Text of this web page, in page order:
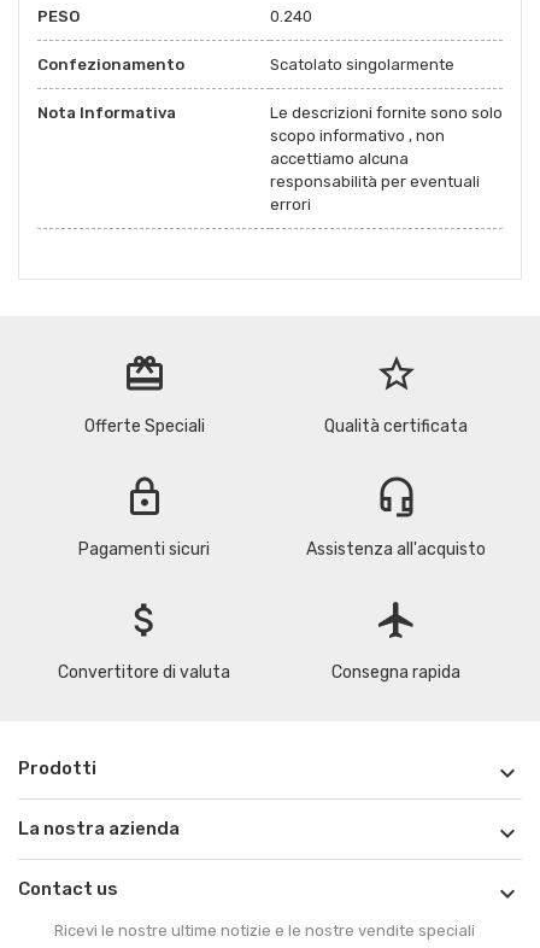
PESO 0.240
Confezionamento Scatolato singolarmente
Nota Informativa
Le descrizioni fornite sono solo
scopo informativo , non
accettiamo alcuna
responsabilità per eventuali
errori
redeem
Offerte Speciali
star_border
Qualità certificata
lock
Pagamenti sicuri
headset_mic
Assistenza all'acquisto
attach_money
Convertitore di valuta
flight
Consegna rapida
Prodotti 
La nostra azienda 
Contact us 
Ricevi le nostre ultime notizie e le nostre vendite speciali